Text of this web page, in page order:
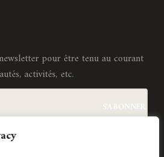
pour être tenu au courant
activités, etc.
conditions